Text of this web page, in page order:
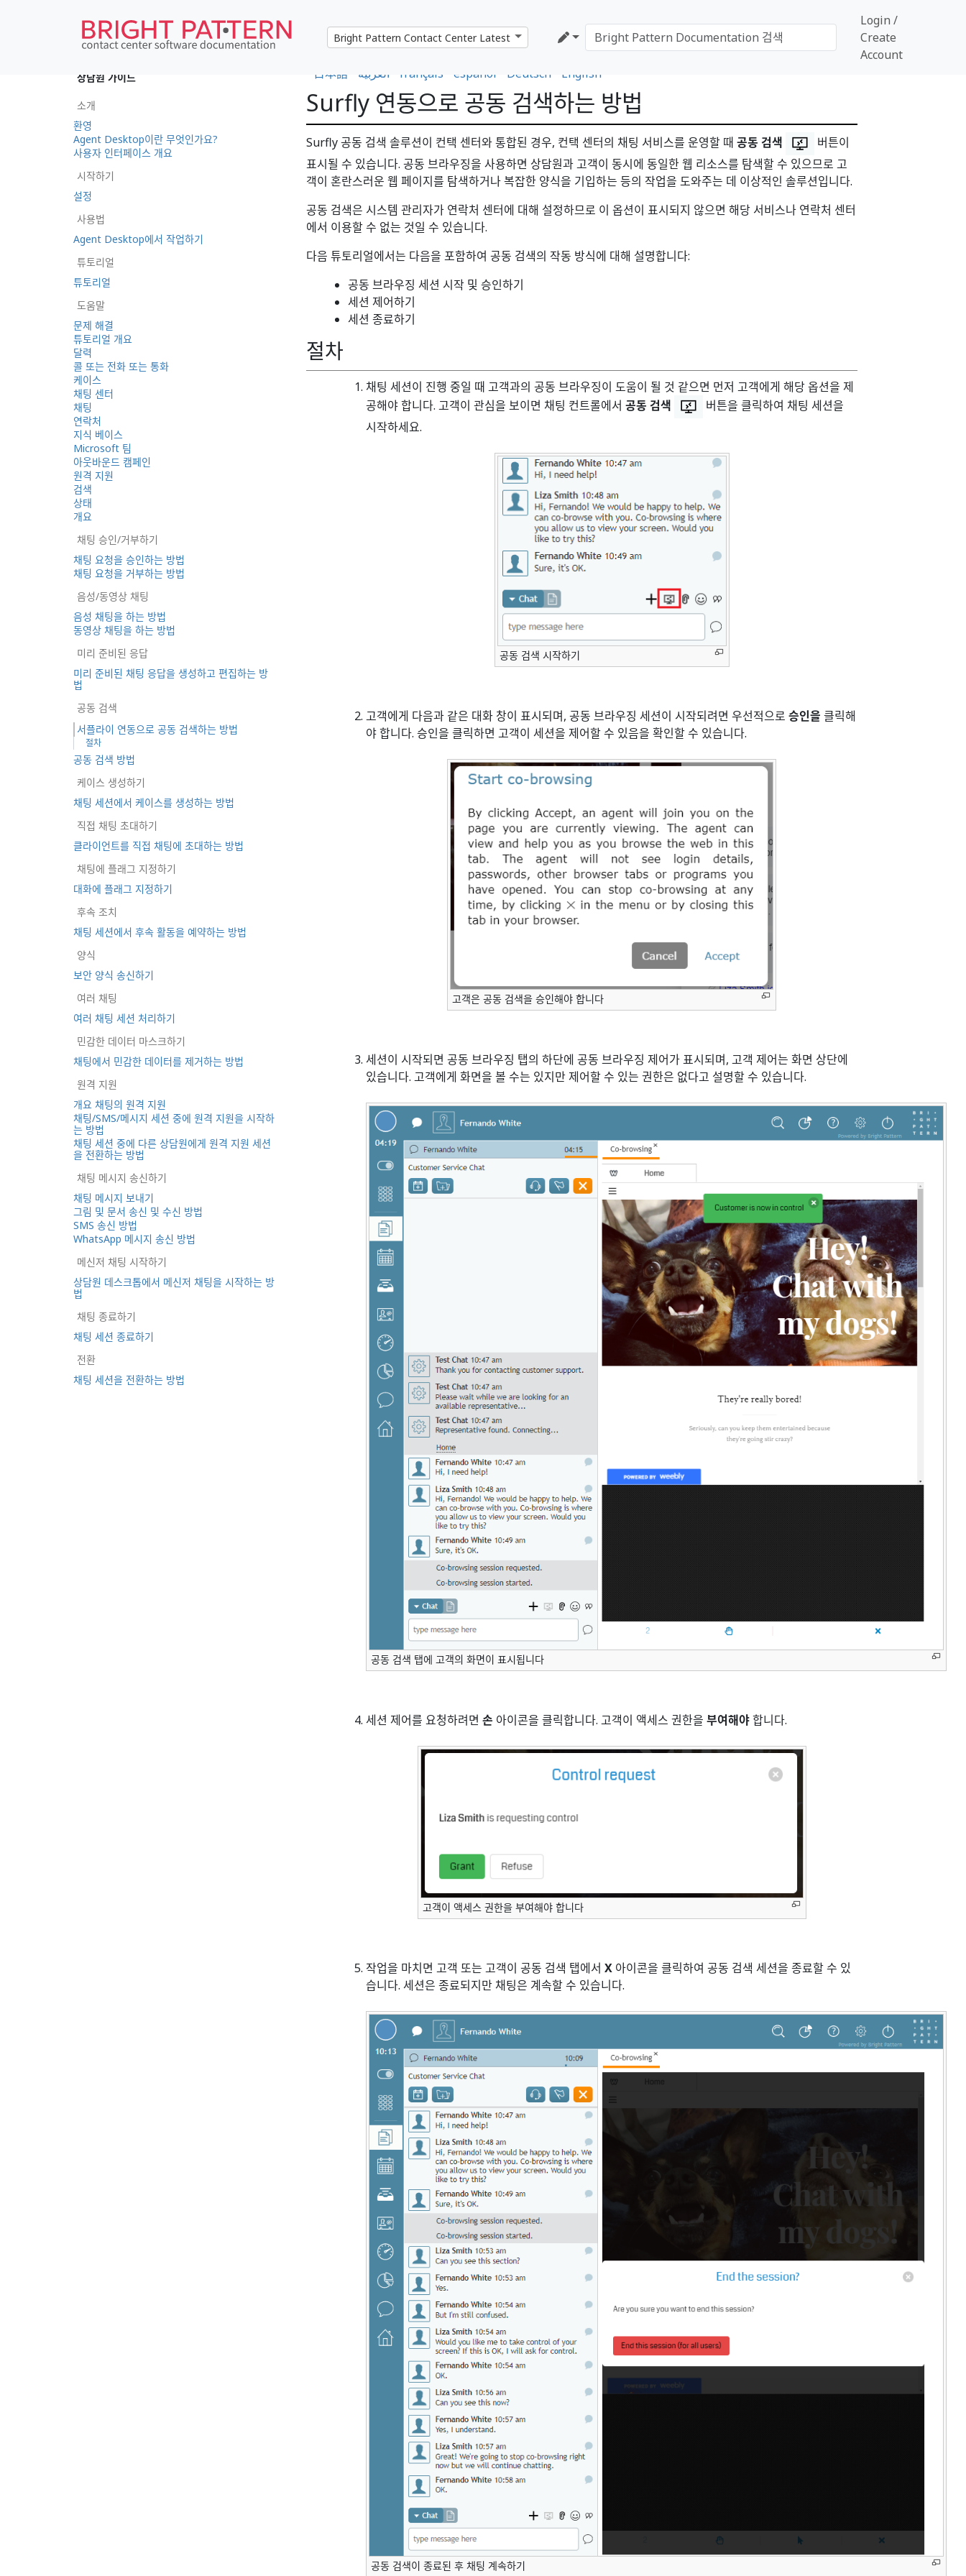
Login /
Create
Account
日本語 العربية français español Deutsch English
Surfly 연동으로 공동 검색하는 방법
Surfly 공동 검색 솔루션이 컨택 센터와 통합된 경우, 컨택 센터의 채팅 서비스를 운영할 때 공동 검색
버튼이
표시될 수 있습니다. 공동 브라우징을 사용하면 상담원과 고객이 동시에 동일한 웹 리소스를 탐색할 수 있으므로 고
객이 혼란스러운 웹 페이지를 탐색하거나 복잡한 양식을 기입하는 등의 작업을 도와주는 데 이상적인 솔루션입니다.
공동 검색은 시스템 관리자가 연락처 센터에 대해 설정하므로 이 옵션이 표시되지 않으면 해당 서비스나 연락처 센터
에서 이용할 수 없는 것일 수 있습니다.
다음 튜토리얼에서는 다음을 포함하여 공동 검색의 작동 방식에 대해 설명합니다:
공동 브라우징 세션 시작 및 승인하기
세션 제어하기
세션 종료하기
절차
채팅 세션이 진행 중일 때 고객과의 공동 브라우징이 도움이 될 것 같으면 먼저 고객에게 해당 옵션을 제
공해야 합니다. 고객이 관심을 보이면 채팅 컨트롤에서공동 검색
버튼을 클릭하여 채팅 세션을
시작하세요.
공동 검색 시작하기
고객에게 다음과 같은 대화 창이 표시되며, 공동 브라우징 세션이 시작되려면 우선적으로승인을 클릭해
야 합니다. 승인을 클릭하면 고객이 세션을 제어할 수 있음을 확인할 수 있습니다.
고객은 공동 검색을 승인해야 합니다
세션이 시작되면 공동 브라우징 탭의 하단에 공동 브라우징 제어가 표시되며, 고객 제어는 화면 상단에
있습니다. 고객에게 화면을 볼 수는 있지만 제어할 수 있는 권한은 없다고 설명할 수 있습니다.
공동 검색 탭에 고객의 화면이 표시됩니다
세션 제어를 요청하려면손 아이콘을 클릭합니다. 고객이 액세스 권한을부여해야합니다.
고객이 액세스 권한을 부여해야 합니다
작업을 마치면 고객 또는 고객이 공동 검색 탭에서X 아이콘을 클릭하여 공동 검색 세션을 종료할 수 있
습니다. 세션은 종료되지만 채팅은 계속할 수 있습니다.
공동 검색이 종료된 후 채팅 계속하기
상담원 가이드
소개
환영
Agent Desktop이란 무엇인가요?
사용자 인터페이스 개요
시작하기
설정
사용법
Agent Desktop에서 작업하기
튜토리얼
튜토리얼
도움말
문제 해결
튜토리얼 개요
달력
콜 또는 전화 또는 통화
케이스
채팅 센터
채팅
연락처
지식 베이스
Microsoft 팀
아웃바운드 캠페인
원격 지원
검색
상태
개요
채팅 승인/거부하기
채팅 요청을 승인하는 방법
채팅 요청을 거부하는 방법
음성/동영상 채팅
음성 채팅을 하는 방법
동영상 채팅을 하는 방법
미리 준비된 응답
미리 준비된 채팅 응답을 생성하고 편집하는 방
법
공동 검색
서플라이 연동으로 공동 검색하는 방법
절차
공동 검색 방법
케이스 생성하기
채팅 세션에서 케이스를 생성하는 방법
직접 채팅 초대하기
클라이언트를 직접 채팅에 초대하는 방법
채팅에 플래그 지정하기
대화에 플래그 지정하기
후속 조치
채팅 세션에서 후속 활동을 예약하는 방법
양식
보안 양식 송신하기
여러 채팅
여러 채팅 세션 처리하기
민감한 데이터 마스크하기
채팅에서 민감한 데이터를 제거하는 방법
원격 지원
개요 채팅의 원격 지원
채팅/SMS/메시지 세션 중에 원격 지원을 시작하
는 방법
채팅 세션 중에 다른 상담원에게 원격 지원 세션
을 전환하는 방법
채팅 메시지 송신하기
채팅 메시지 보내기
그림 및 문서 송신 및 수신 방법
SMS 송신 방법
WhatsApp 메시지 송신 방법
메신저 채팅 시작하기
상담원 데스크톱에서 메신저 채팅을 시작하는 방
법
채팅 종료하기
채팅 세션 종료하기
전환
채팅 세션을 전환하는 방법